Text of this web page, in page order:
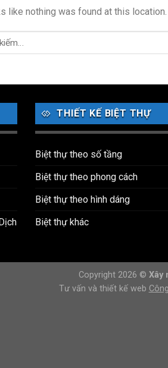
like nothing was found at this
THIẾT KẾ BIỆT THỰ
Biệt thự theo số tầng
Biệt thự theo phong cách
Biệt thự theo hình dáng
Biệt thự khác
Copyright 2026 © Xây
Tư vấn và thiết kế web